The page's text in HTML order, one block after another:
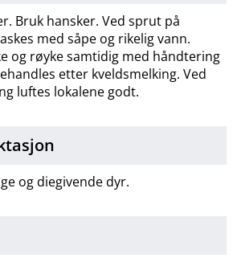
Bruk hansker. Ved sprut på
med såpe og rikelig vann.
og røyke samtidig med håndtering
etter kveldsmelking. Ved
luftes lokalene godt.
og diegivende dyr.